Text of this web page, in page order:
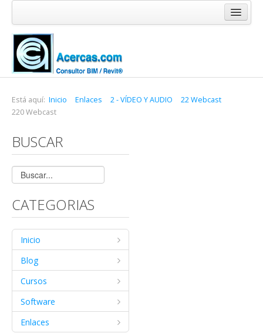
Inicio
Blog
Cursos
Software
Enlaces
Acercas
Está aquí: Inicio Enlaces 2 - VÍDEO Y AUDIO
22 Webcast
220 Webcast
BUSCAR
CATEGORIAS
Inicio
Blog
Cursos
Software
Enlaces